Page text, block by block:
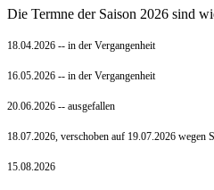
Die Termne der Saison 2026 sind
18.04.2026 -- in der Vergangenheit
16.05.2026 -- in der Vergangenheit
20.06.2026 -- ausgefallen
18.07.2026, verschoben auf 19.07.2026 wegen
15.08.2026